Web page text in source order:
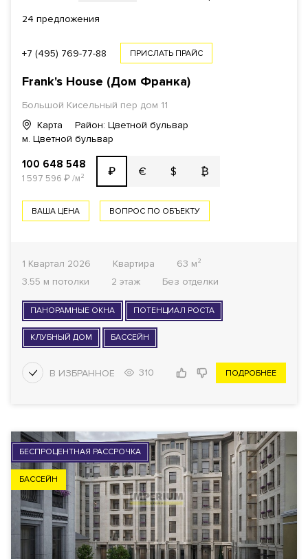
24 предложения
+7 (495) 769-77-88 ПРИСЛАТЬ ПРАЙС
Frank's House (Дом Франка)
Большой Кисельный пер дом 11
Карта
Район: Цветной бульвар
м. Цветной бульвар
100 648 548
1 597 596 ₽/м² ₽ € $ ₿
ВАША ЦЕНА ВОПРОС ПО ОБЪЕКТУ
1 Квартал 2026 Квартира
63 м²
3.55 м потолки
2 этаж Без отделки
ПАНОРАМНЫЕ ОКНА ПОТЕНЦИАЛ РОСТА
КЛУБНЫЙ ДОМ БАССЕЙН
310 ПОДРОБНЕЕ
БЕСПРОЦЕНТНАЯ РАССРОЧКА
БАССЕЙН